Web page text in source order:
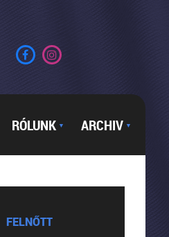
RÓLUNK ▼ ARCHIV ▼
FELNŐTT